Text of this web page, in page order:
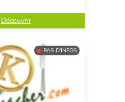
Découvrir
PAS D'INFOS